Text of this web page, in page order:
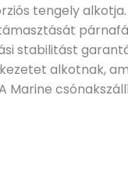
tengely
stabilitást
alkotnak,